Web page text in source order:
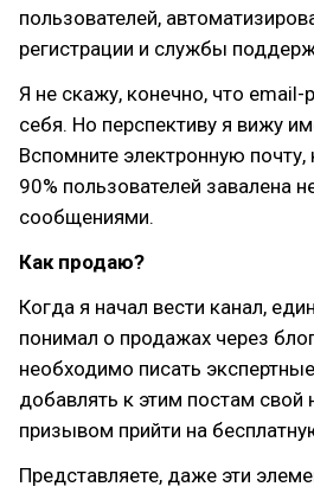
пользователей,
регистрации и службы
Я не скажу, конечно, что
себя. Но перспективу я вижу
Вспомните электронную почту,
90% пользователей завалена
сообщениями.
Как продаю?
Когда я начал вести канал,
понимал о продажах через
необходимо писать
добавлять к этим постам свой
призывом прийти на
Представляете, даже эти